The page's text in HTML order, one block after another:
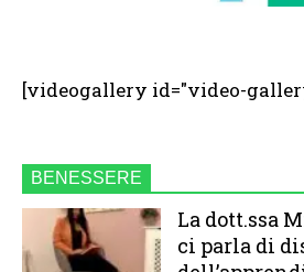
[videogallery id="video-
BENESSERE
La dott.ssa
ci parla di